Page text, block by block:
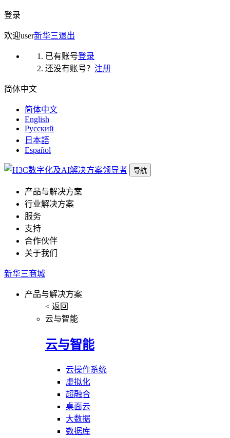
登录
欢迎user新华三退出
已有账号登录
还没有账号？ 注册
简体中文
简体中文
English
Русский
日本語
Español
导航
产品与解决方案
行业解决方案
服务
支持
合作伙伴
关于我们
新华三商城
产品与解决方案
< 返回
云与智能
云与智能
云操作系统
虚拟化
超融合
桌面云
大数据
数据库